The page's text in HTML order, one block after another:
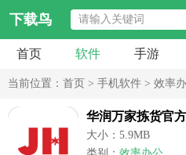
下载鸟
首页 软件 手游
当前位置： 首页 > 手机软件 > 效率
华润万家拣货官
大小：5.9MB